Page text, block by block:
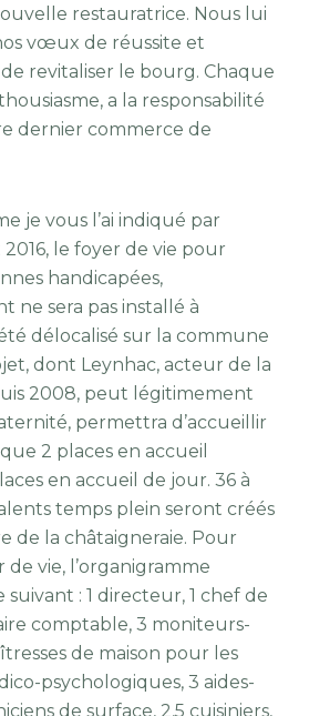
restauratrice. Nous lui
vœux de réussite et
revitaliser le bourg. Chaque
a la responsabilité
dernier commerce de
je vous l’ai indiqué par
le foyer de vie pour
handicapées,
ne sera pas installé à
délocalisé sur la commune
dont Leynhac, acteur de la
2008, peut légitimement
permettra d’accueillir
2 places en accueil
en accueil de jour. 36 à
temps plein seront créés
de la châtaigneraie. Pour
vie, l’organigramme
suivant : 1 directeur, 1 chef de
comptable, 3 moniteurs-
de maison pour les
psychologiques, 3 aides-
de surface, 2,5 cuisiniers,